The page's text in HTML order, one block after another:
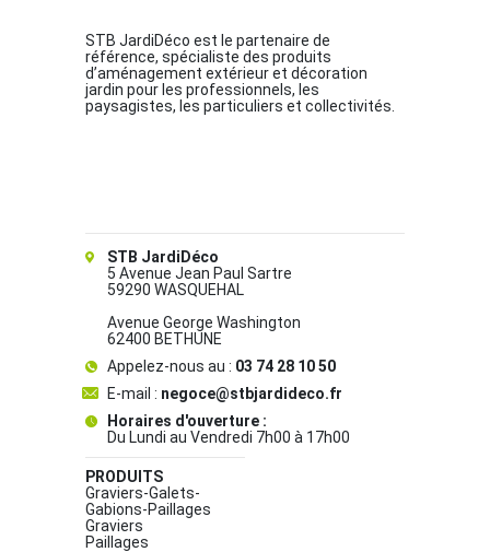
STB JardiDéco est le partenaire de
référence, spécialiste des produits
d’aménagement extérieur et décoration
jardin pour les professionnels, les
paysagistes, les particuliers et collectivités.
STB JardiDéco
5 Avenue Jean Paul Sartre
59290 WASQUEHAL
Avenue George Washington
62400 BETHUNE
Appelez-nous au : 03 74 28 10 50
E-mail : negoce@stbjardideco.fr
Horaires d'ouverture :
Du Lundi au Vendredi 7h00 à 17h00
PRODUITS
Graviers-Galets-
Gabions-Paillages
Graviers
Paillages